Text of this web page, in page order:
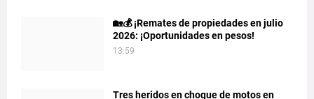
🏡💰 ¡Remates de propiedades en julio
2026: ¡Oportunidades en pesos!
13:59
Tres heridos en choque de motos en